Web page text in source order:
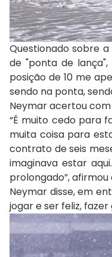
Questionado sobre
de "ponta de
posição de 10 me
sendo na ponta,
Neymar acertou
“É muito cedo para
muita coisa para
contrato de seis
imaginava estar
prolongado”, afirmou
Neymar disse, em
jogar e ser feliz, fazer